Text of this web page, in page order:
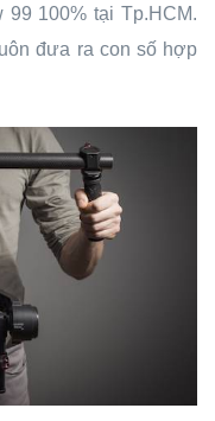
99 100% tại Tp.HCM.
đưa ra con số hợp